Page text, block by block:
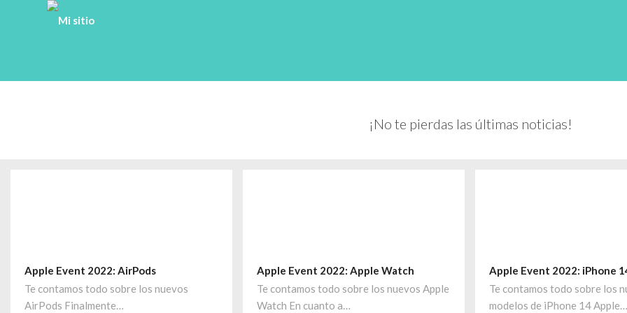
¡No te pierdas las últimas noticias!
Apple Event 2022: AirPods
Te contamos todo sobre los nuevos
AirPods Finalmente…
Apple Event 2022: Apple Watch
Te contamos todo sobre los nuevos Apple
Watch En cuanto a…
Apple Event 2022: iPhone
Te contamos todo sobre los
modelos de iPhone 14 Apple…